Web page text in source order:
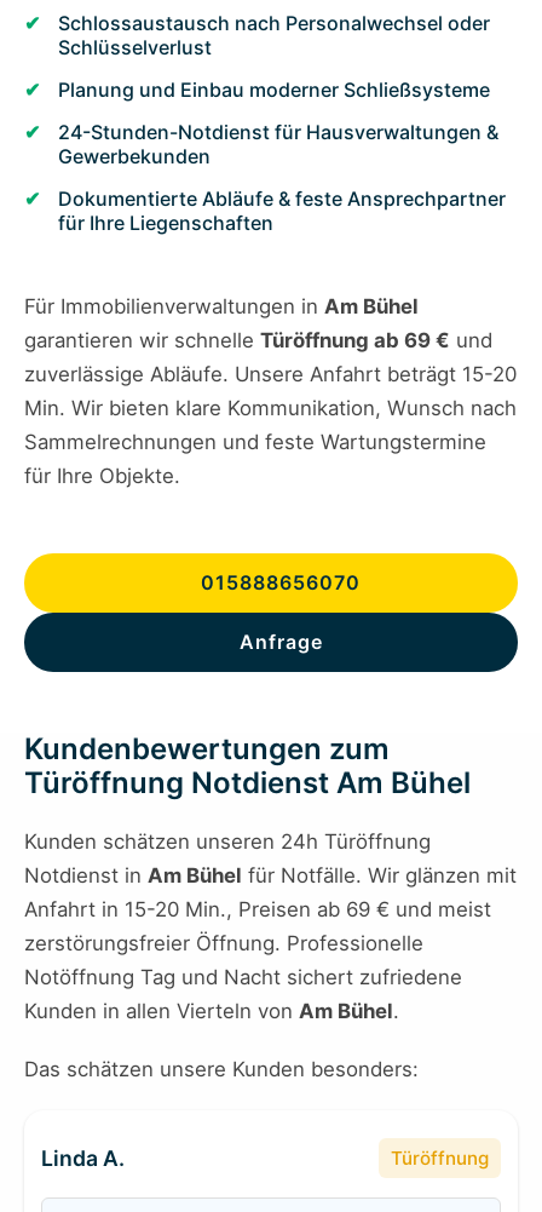
Schlossaustausch nach Personalwechsel oder
Schlüsselverlust
Planung und Einbau moderner Schließsysteme
24-Stunden-Notdienst für Hausverwaltungen &
Gewerbekunden
Dokumentierte Abläufe & feste Ansprechpartner
für Ihre Liegenschaften
Für Immobilienverwaltungen in Am Bühel
garantieren wir schnelle Türöffnung ab 69 € und
zuverlässige Abläufe. Unsere Anfahrt beträgt 15-20
Min. Wir bieten klare Kommunikation, Wunsch nach
Sammelrechnungen und feste Wartungstermine
für Ihre Objekte.
015888656070
Anfrage
Kundenbewertungen zum
Türöffnung Notdienst Am Bühel
Kunden schätzen unseren 24h Türöffnung
Notdienst in Am Bühel für Notfälle. Wir glänzen mit
Anfahrt in 15-20 Min., Preisen ab 69 € und meist
zerstörungsfreier Öffnung. Professionelle
Notöffnung Tag und Nacht sichert zufriedene
Kunden in allen Vierteln von Am Bühel.
Das schätzen unsere Kunden besonders:
Linda A. Türöffnung